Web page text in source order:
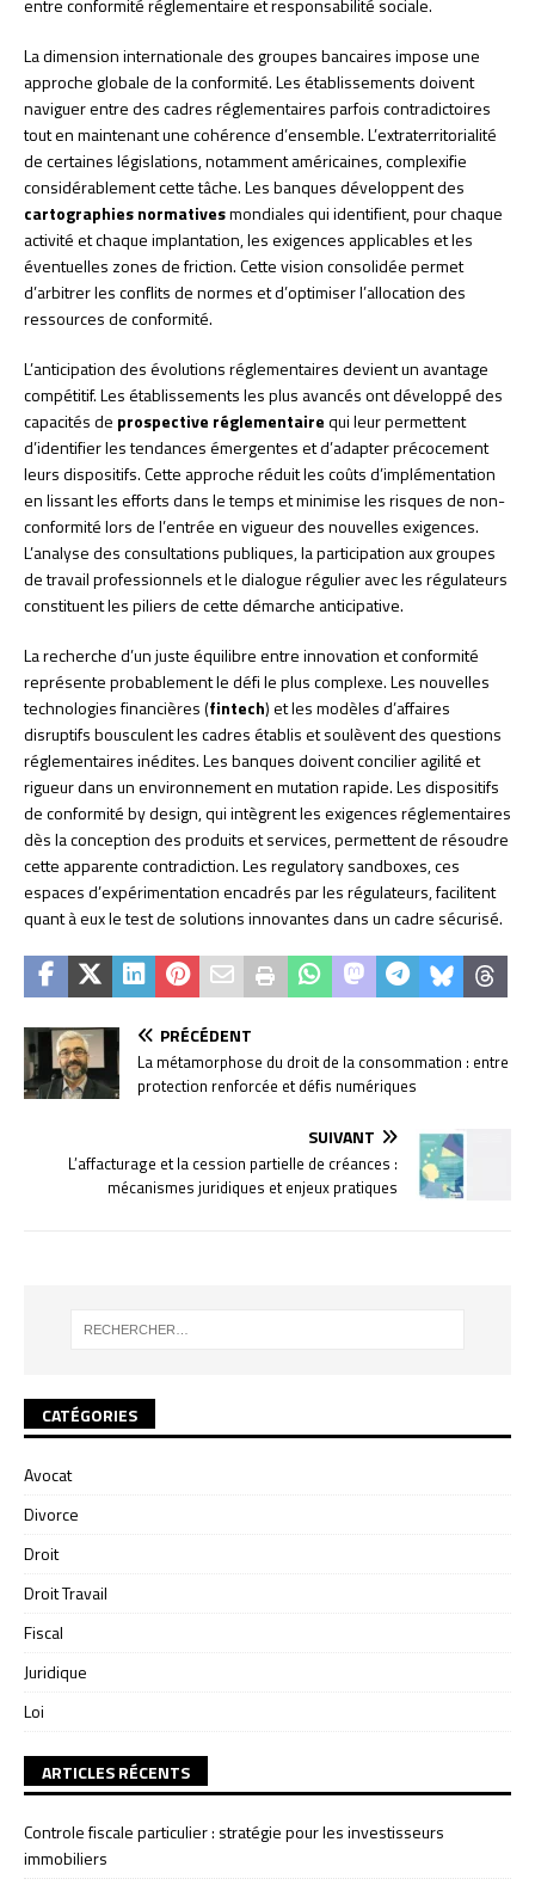
entre conformité réglementaire et responsabilité sociale.
La dimension internationale des groupes bancaires impose une
approche globale de la conformité. Les établissements doivent
naviguer entre des cadres réglementaires parfois contradictoires
tout en maintenant une cohérence d’ensemble. L’extraterritorialité
de certaines législations, notamment américaines, complexifie
considérablement cette tâche. Les banques développent des
cartographies normativesmondiales qui identifient, pour chaque
activité et chaque implantation, les exigences applicables et les
éventuelles zones de friction. Cette vision consolidée permet
d’arbitrer les conflits de normes et d’optimiser l’allocation des
ressources de conformité.
L’anticipation des évolutions réglementaires devient un avantage
compétitif. Les établissements les plus avancés ont développé des
capacités de prospective réglementairequi leur permettent
d’identifier les tendances émergentes et d’adapter précocement
leurs dispositifs. Cette approche réduit les coûts d’implémentation
en lissant les efforts dans le temps et minimise les risques de non-
conformité lors de l’entrée en vigueur des nouvelles exigences.
L’analyse des consultations publiques, la participation aux groupes
de travail professionnels et le dialogue régulier avec les régulateurs
constituent les piliers de cette démarche anticipative.
La recherche d’un juste équilibre entre innovation et conformité
représente probablement le défi le plus complexe. Les nouvelles
technologies financières (fintech) et les modèles d’affaires
disruptifs bousculent les cadres établis et soulèvent des questions
réglementaires inédites. Les banques doivent concilier agilité et
rigueur dans un environnement en mutation rapide. Les dispositifs
de conformité by design, qui intègrent les exigences réglementaires
dès la conception des produits et services, permettent de résoudre
cette apparente contradiction. Les regulatory sandboxes, ces
espaces d’expérimentation encadrés par les régulateurs, facilitent
quant à eux le test de solutions innovantes dans un cadre sécurisé.
PRÉCÉDENT
La métamorphose du droit de la consommation : entre
protection renforcée et défis numériques
SUIVANT
L’affacturage et la cession partielle de créances :
mécanismes juridiques et enjeux pratiques
CATÉGORIES
Avocat
Divorce
Droit
Droit Travail
Fiscal
Juridique
Loi
ARTICLES RÉCENTS
Controle fiscale particulier : stratégie pour les investisseurs
immobiliers